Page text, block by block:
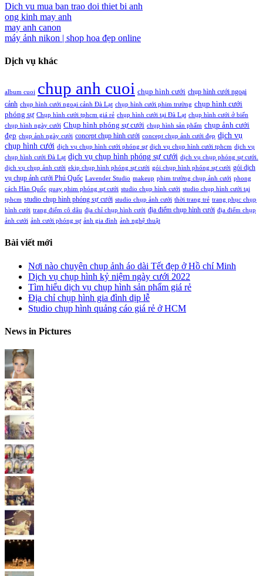
Dich vu mua ban trao doi thiet bi anh
ong kinh may anh
may anh canon
máy ảnh nikon | shop hoa đẹp online
Dịch vụ khác
album cuoi chup anh cuoi chụp hình cưới chụp hình cưới ngoại
cảnh chụp hình cưới ngoại cảnh Đà Lạt chụp hình cưới phim trường chụp hình cưới
phóng sự Chụp hình cưới tphcm giá rẻ chụp hình cưới tại Đà Lạt chụp hình cưới ở biển
chụp hình ngày cưới Chụp hình phóng sự cưới chụp hình sản phẩm chụp ảnh cưới
đẹp chụp ảnh ngày cưới concept chụp hình cưới concept chụp ảnh cưới đẹp dịch vụ
chụp hình cưới dịch vụ chụp hình cưới phóng sự dịch vụ chụp hình cưới tphcm dịch vụ
chụp hình cưới Đà Lạt dịch vụ chụp hình phóng sự cưới dịch vụ chụp phóng sự cưới.
dịch vụ chụp ảnh cưới ekip chụp hình phóng sự cưới gói chụp hình phóng sự cưới gói dịch
vụ chụp ảnh cưới Phú Quốc Lavender Studio makeup phim trường chụp ảnh cưới phong
cách Hàn Quốc quay phim phóng sự cưới studio chụp hình cưới studio chụp hình cưới tại
tphcm studio chụp hình phóng sự cưới studio chụp ảnh cưới thời trang trẻ trang phục chụp
hình cưới trang điểm cô dâu địa chỉ chụp hình cưới địa điểm chụp hình cưới địa điểm chụp
ảnh cưới ảnh cưới phóng sự ảnh gia đình ảnh nghệ thuật
Bài viết mới
Nơi nào chuyên chụp ảnh áo dài Tết đẹp ở Hồ chí Minh
Dịch vụ chụp hình kỷ niệm ngày cưới 2022
Tìm hiểu dịch vụ chụp hình sản phẩm giá rẻ
Địa chỉ chụp hình gia đình dịp lễ
Studio chụp hình quảng cáo giá rẻ ở HCM
News in Pictures